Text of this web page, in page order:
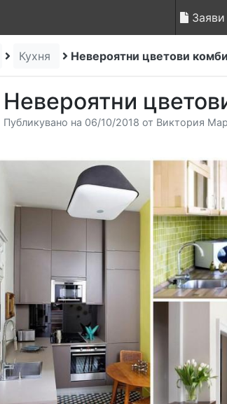
Кухня Невероятни цветови
Невероятни
Публикувано на 06/10/2018 от Виктория